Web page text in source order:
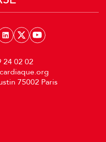
24 02 02
75002 Paris